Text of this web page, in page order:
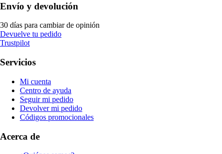
Envío y devolución
30 días para cambiar de opinión
Devuelve tu pedido
Trustpilot
Servicios
Mi cuenta
Centro de ayuda
Seguir mi pedido
Devolver mi pedido
Códigos promocionales
Acerca de